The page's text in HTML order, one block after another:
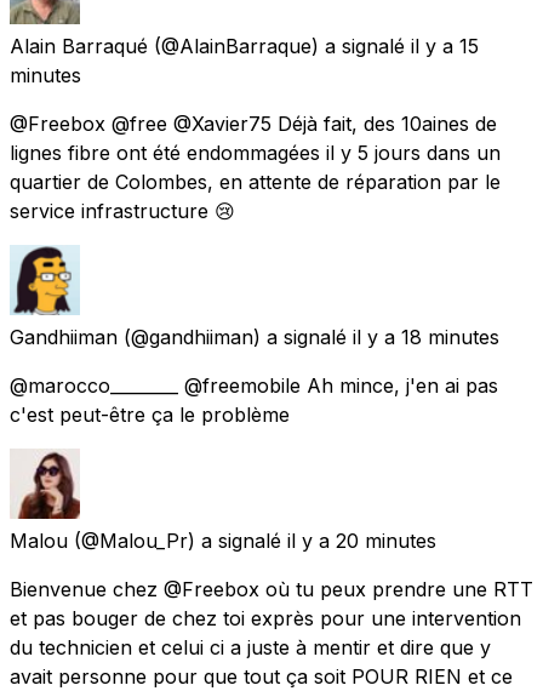
Alain Barraqué (@AlainBarraque) a signalé il y a 15
minutes
@Freebox @free @Xavier75 Déjà fait, des 10aines de
lignes fibre ont été endommagées il y 5 jours dans un
quartier de Colombes, en attente de réparation par le
service infrastructure 😢
Gandhiiman (@gandhiiman) a signalé il y a 18 minutes
@marocco________ @freemobile Ah mince, j'en ai pas
c'est peut-être ça le problème
Malou (@Malou_Pr) a signalé il y a 20 minutes
Bienvenue chez @Freebox où tu peux prendre une RTT
et pas bouger de chez toi exprès pour une intervention
du technicien et celui ci a juste à mentir et dire que y
avait personne pour que tout ça soit POUR RIEN et ce